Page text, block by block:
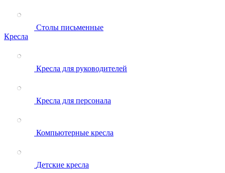
Столы письменные
Кресла
Кресла для руководителей
Кресла для персонала
Компьютерные кресла
Детские кресла